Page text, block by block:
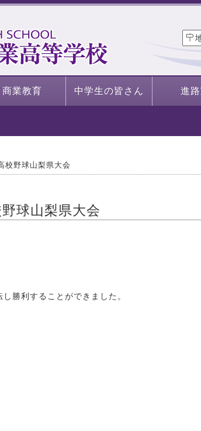
商業教育 中学生の皆さん 進
校野球山梨県大会
球山梨県大会
勝利することができました。